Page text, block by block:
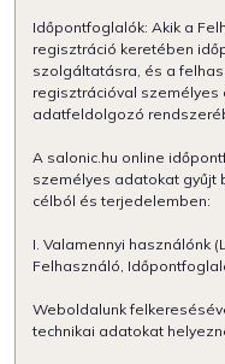
Időpontfoglalók: Akik a
regisztráció keretében
szolgáltatásra, és a
regisztrációval személyes
adatfeldolgozó
A salonic.hu online
személyes adatokat gyűjt
célból és terjedelemben:
I. Valamennyi használónk
Felhasználó,
Weboldalunk
technikai adatokat